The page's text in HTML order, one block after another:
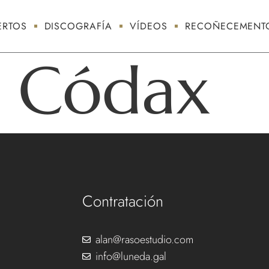
DISCOGRAFÍA VÍDEOS
Contratación
alan@rasoestudio.com
info@luneda.gal